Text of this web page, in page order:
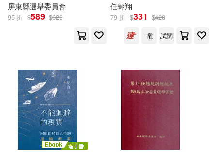
佐々大河(24) 天下無聊(24)
朱濤(24)
田雪松(24)
英國尤斯伯恩出版公司(24)
阿德蝸(24)
Eloquence(172)
廈門大學出版社(172)
彌勒皇教文化(171)
北京體育大學出版社(168)
屏東縣選舉委員會
95 折 $589 $620
任翱翔
79 折 $331 $420
電
試閱